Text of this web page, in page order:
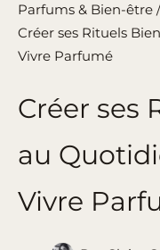
Parfums & Bien-être
Créer ses Rituels
Vivre Parfumé
Créer ses
au
Vivre